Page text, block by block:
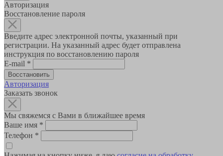
Авторизация
Восстановление пароля
Введите адрес электронной почты, указанный при
регистрации. На указанный адрес будет отправлена
инструкция по восстановлению пароля
E-mail *
Авторизация
Заказать звонок
Мы свяжемся с Вами в ближайшее время
Ваше имя *
Телефон *